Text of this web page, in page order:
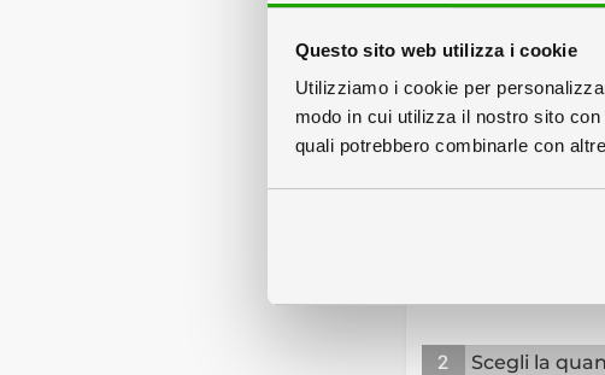
Questo sito web utilizza i cookie
Utilizziamo i cookie per
modo in cui utilizza il nostro sito
quali potrebbero combinarle con
2 Scegli la